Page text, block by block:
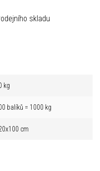
skladu
kg
balíků = 1000 kg
cm